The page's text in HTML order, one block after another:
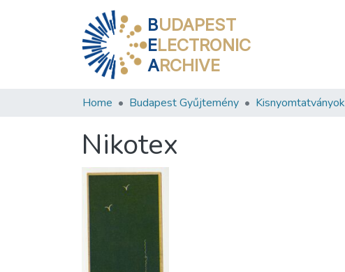
BUDAPEST
ELECTRONIC
ARCHIVE
Home Budapest Gyűjtemény Kisnyomtatványok
Nikotex